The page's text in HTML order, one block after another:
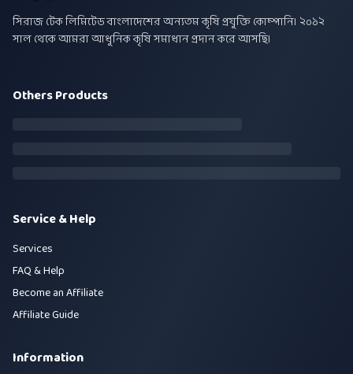
সিরাজ টেক লিমিটেড বাংলাদেশের অন্যতম কৃষি প্রযুক্তি কোম্পানি। ২০১২
সাল থেকে আমরা আধুনিক কৃষি সমাধান প্রদান করে আসছি।
Others Products
Service & Help
Services
FAQ & Help
Become an Affiliate
Affiliate Guide
Information